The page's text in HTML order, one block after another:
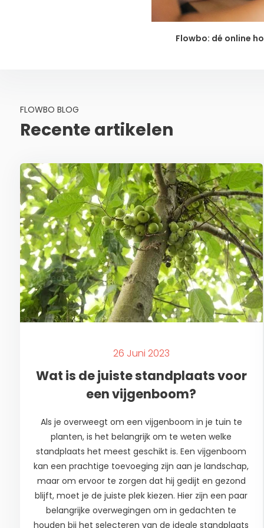
Flowbo: dé online
FLOWBO BLOG
Recente artikelen
26 Juni 2023
Wat is de juiste standplaats voor
een vijgenboom?
Als je overweegt om een vijgenboom in je tuin te
planten, is het belangrijk om te weten welke
standplaats het meest geschikt is. Een vijgenboom
kan een prachtige toevoeging zijn aan je landschap,
maar om ervoor te zorgen dat hij gedijt en gezond
blijft, moet je de juiste plek kiezen. Hier zijn een paar
belangrijke overwegingen om in gedachten te
houden bij het selecteren van de ideale standplaats